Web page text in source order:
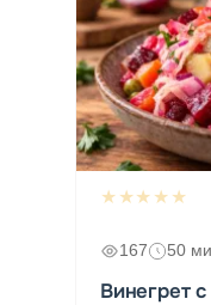
★★★★★
167 50
Винегрет